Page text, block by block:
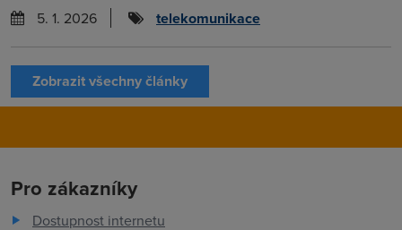
5. 1. 2026
telekomunikace
Zobrazit všechny články
Pro zákazníky
Dostupnost internetu